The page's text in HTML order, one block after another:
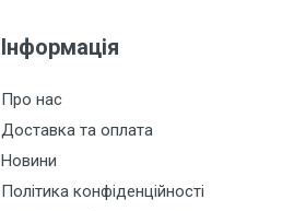
Інформація
Про нас
Доставка та оплата
Новини
Політика конфіденційності